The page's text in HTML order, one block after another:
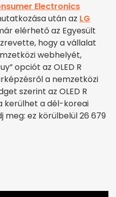
Electronics
után az LG
elérhető az Egyesült
hogy a vállalat
webhelyét,
opciót az OLED R
a nemzetközi
szerint az OLED R
kerülhet a dél-koreai
meg: ez körülbelül 26 679